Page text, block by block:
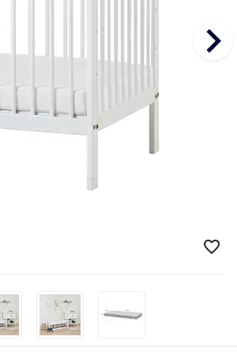
keyboard_arrow_right